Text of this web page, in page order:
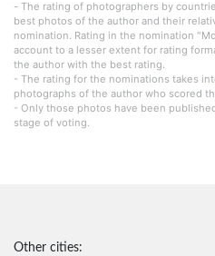
- The rating of photographers by
best photos of the author and their
nomination. Rating in the nomination
account to a lesser extent for rating
the author with the best rating.
- The rating for the nominations takes
photographs of the author who scored
- Only those photos have been
stage of voting.
Other cities: